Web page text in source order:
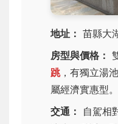
地址： 苗縣大
房型與價格：
跳，有獨立湯
屬經濟實惠型。
交通：
自駕相